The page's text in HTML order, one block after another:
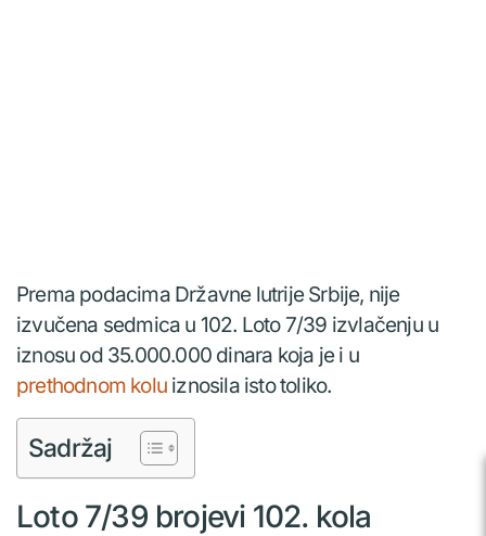
Prema podacima Državne lutrije Srbije, nije
izvučena sedmica u 102. Loto 7/39 izvlačenju u
iznosu od 35.000.000 dinara koja je i u
prethodnom kolu iznosila isto toliko.
Sadržaj
Loto 7/39 brojevi 102. kola